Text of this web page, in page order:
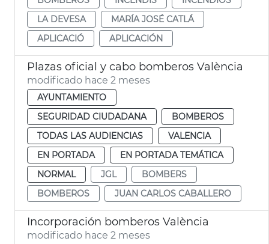
LA DEVESA
MARÍA JOSÉ CATLÁ
APLICACIÓ
APLICACIÓN
Plazas oficial y cabo bomberos València
modificado hace 2 meses
AYUNTAMIENTO
SEGURIDAD CIUDADANA
BOMBEROS
TODAS LAS AUDIENCIAS
VALENCIA
EN PORTADA
EN PORTADA TEMÁTICA
NORMAL
JGL
BOMBERS
BOMBEROS
JUAN CARLOS CABALLERO
Incorporación bomberos València
modificado hace 2 meses